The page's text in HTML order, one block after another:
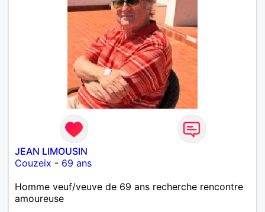
JEAN LIMOUSIN
Couzeix - 69 ans
Homme veuf/veuve de 69 ans recherche rencontre
amoureuse